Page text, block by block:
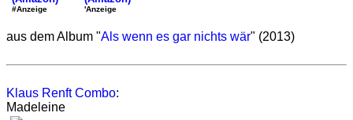
#Anzeige 'Anzeige
aus dem Album "Als wenn es gar nichts wär" (2013)
Klaus Renft Combo:
Madeleine